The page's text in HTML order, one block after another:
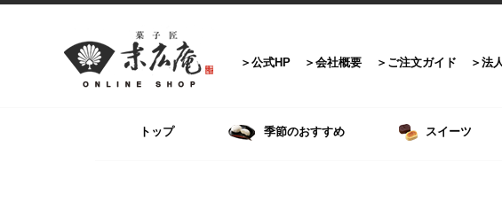
公式HP 会社概要 ご注文ガイド 法
トップ 季節のおすすめ スイーツ